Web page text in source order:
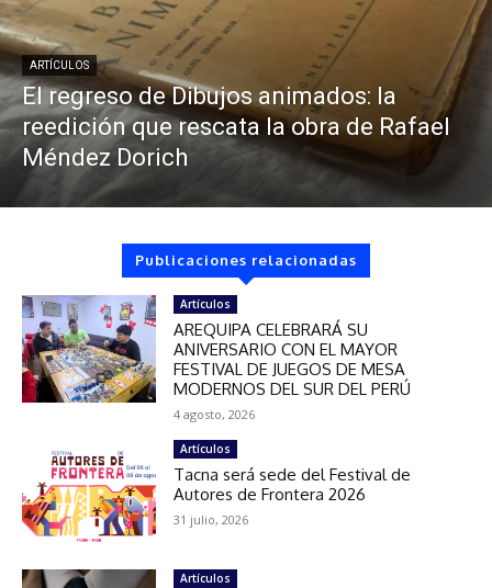
ARTÍCULOS
El regreso de Dibujos animados: la
reedición que rescata la obra de Rafael
Méndez Dorich
Publicaciones relacionadas
Artículos
AREQUIPA CELEBRARÁ SU
ANIVERSARIO CON EL MAYOR
FESTIVAL DE JUEGOS DE MESA
MODERNOS DEL SUR DEL PERÚ
4 agosto, 2026
Artículos
Tacna será sede del Festival de
Autores de Frontera 2026
31 julio, 2026
Artículos